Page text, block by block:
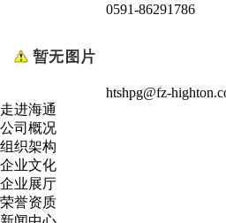
0591-86291786
htshpg@fz-
走进海通
公司概况
组织架构
企业文化
企业展厅
荣誉资质